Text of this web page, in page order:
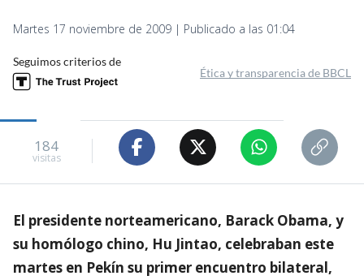
Martes 17 noviembre de 2009 | Publicado a las 01:04
Seguimos criterios de
Ética y transparencia de BBCL
184
visitas
El presidente norteamericano, Barack Obama, y
su homólogo chino, Hu Jintao, celebraban este
martes en Pekín su primer encuentro bilateral,